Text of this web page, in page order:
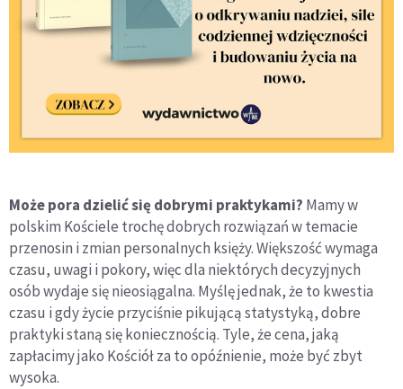
Może pora dzielić się dobrymi praktykami? Mamy w
polskim Kościele trochę dobrych rozwiązań w temacie
przenosin i zmian personalnych księży. Większość wymaga
czasu, uwagi i pokory, więc dla niektórych decyzyjnych
osób wydaje się nieosiągalna. Myślę jednak, że to kwestia
czasu i gdy życie przyciśnie pikującą statystyką, dobre
praktyki staną się koniecznością. Tyle, że cena, jaką
zapłacimy jako Kościół za to opóźnienie, może być zbyt
wysoka.